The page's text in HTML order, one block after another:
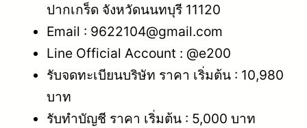
ปากเกร็ด จังหวัดนนทบุรี 11120
Email : 9622104@gmail.com
Line Official Account : @e200
รับจดทะเบียนบริษัท ราคา เริ่มต้น : 10,980
บาท
รับทำบัญชี ราคา เริ่มต้น : 5,000 บาท